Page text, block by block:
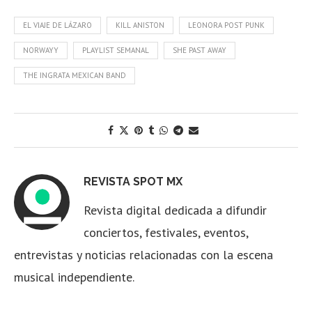
EL VIAJE DE LÁZARO KILL ANISTON LEONORA POST PUNK
NORWAYY PLAYLIST SEMANAL SHE PAST AWAY
THE INGRATA MEXICAN BAND
REVISTA SPOT MX
Revista digital dedicada a difundir
conciertos, festivales, eventos,
entrevistas y noticias relacionadas con la escena
musical independiente.